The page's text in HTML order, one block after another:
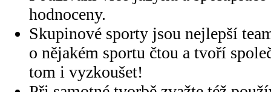
hodnoceny.
Skupinové sporty jsou nejlepší
o nějakém sportu čtou a tvoří
tom i vyzkoušet!